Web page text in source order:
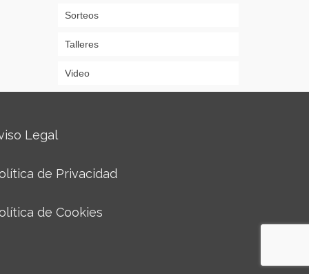
Sorteos
Talleres
Video
Legal
de Privacidad
de Cookies